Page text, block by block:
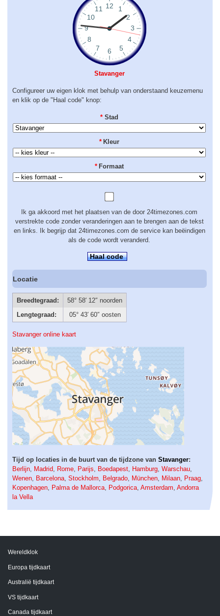
Stavanger
Configureer uw eigen klok met behulp van onderstaand keuzemenu
en klik op de "Haal code" knop:
* Stad
* Kleur
* Formaat
Ik ga akkoord met het plaatsen van de door 24timezones.com
verstrekte code zonder veranderingen aan te brengen aan de tekst
en links. Ik begrijp dat 24timezones.com de service kan beëindigen
als de code wordt veranderd.
Haal code
Locatie
Breedtegraad:
58° 58′ 12″ noorden
Lengtegraad:
05° 43′ 60″ oosten
Stavanger online kaart
Tijd op locaties in de buurt van de tijdzone van Stavanger:
Berlijn
Madrid Rome Parijs Boedapest Hamburg Warschau
Wenen
Barcelona Stockholm Belgrado München Milaan Praag
Kopenhagen
Palma de Mallorca Podgorica Amsterdam Andorra
la Vella
Wereldklok
Europa tijdkaart
Australië tijdkaart
VS tijdkaart
Canada tijdkaart